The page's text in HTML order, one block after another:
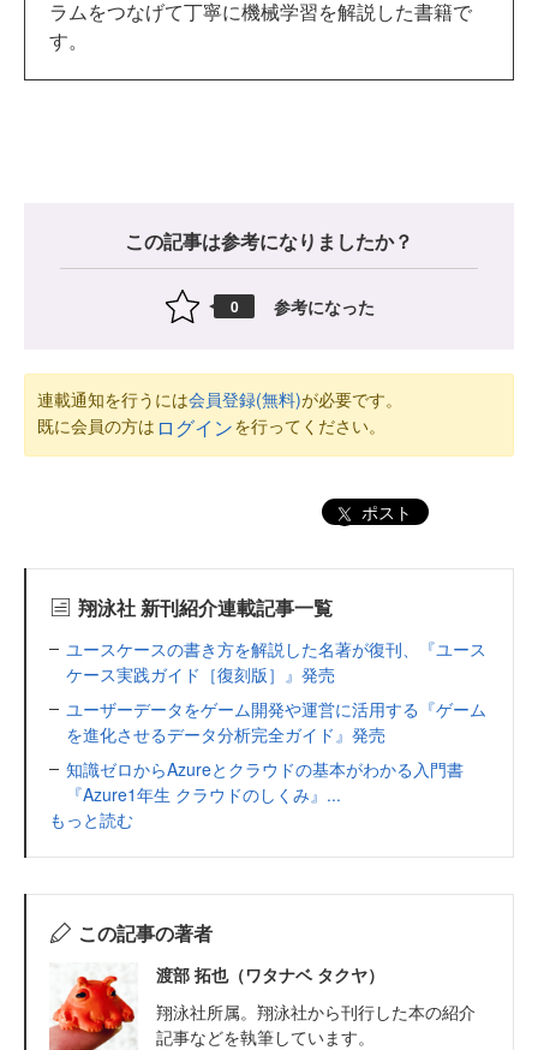
ラムをつなげて丁寧に機械学習を解説した書籍で
す。
この記事は参考になりましたか？
0 参考になった
連載通知を行うには会員登録(無料)が必要です。
既に会員の方は ログインを行ってください。
ポスト
翔泳社 新刊紹介連載記事一覧
ユースケースの書き方を解説した名著が復刊、『ユース
ケース実践ガイド［復刻版］』発売
ユーザーデータをゲーム開発や運営に活用する『ゲーム
を進化させるデータ分析完全ガイド』発売
知識ゼロからAzureとクラウドの基本がわかる入門書
『Azure1年生 クラウドのしくみ』...
もっと読む
この記事の著者
渡部 拓也（ワタナベ タクヤ）
翔泳社所属。翔泳社から刊行した本の紹介
記事などを執筆しています。